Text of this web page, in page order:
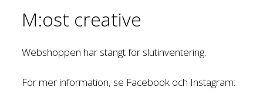
M:ost creative
Webshoppen har stängt för slutinventering.
För mer information, se Facebook och Instagram: